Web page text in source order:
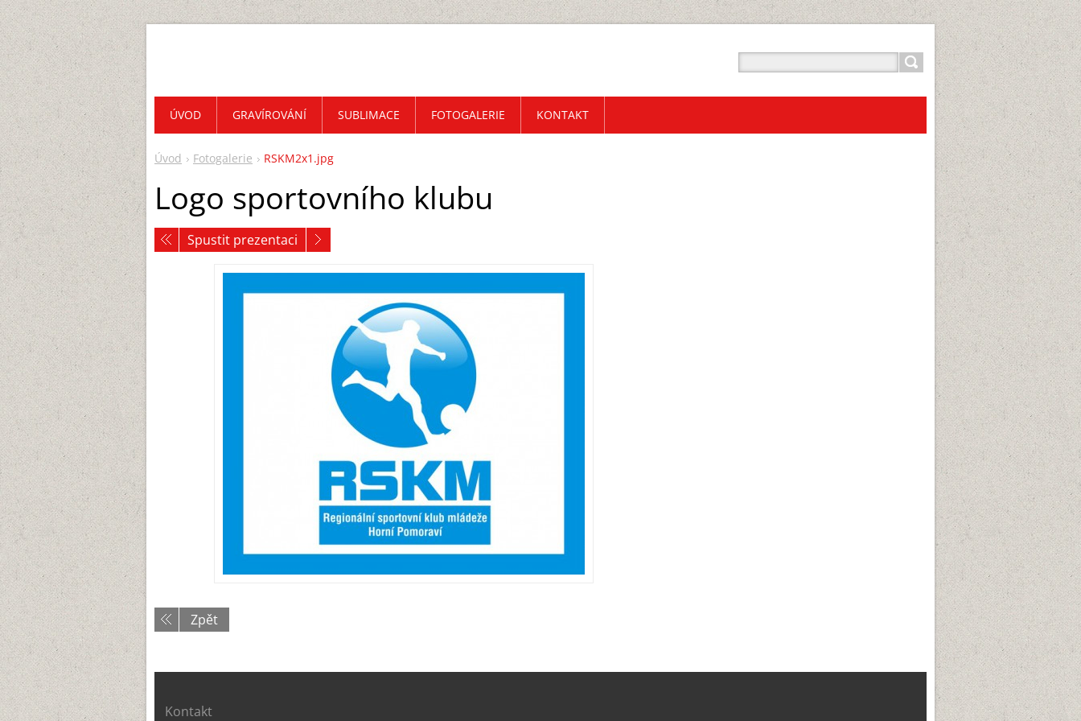
Úvod Fotogalerie RSKM2x1.jpg
Logo sportovního klubu
Spustit prezentaci
Zpět
ÚVOD GRAVÍROVÁNÍ SUBLIMACE FOTOGALERIE KONTAKT
Kontakt